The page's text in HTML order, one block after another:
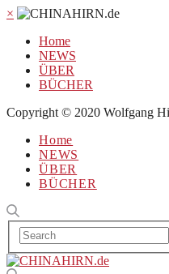
×
Home
NEWS
ÜBER
BÜCHER
Copyright © 2020 Wolfgang
Home
NEWS
ÜBER
BÜCHER